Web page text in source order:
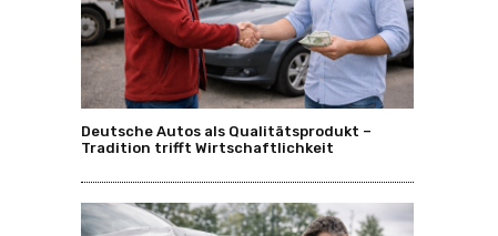
Deutsche Autos als Qualitätsprodukt –
Tradition trifft Wirtschaftlichkeit